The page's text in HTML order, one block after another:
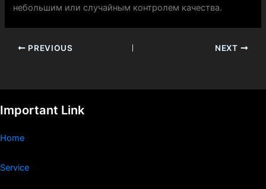
небольшим или случайным контролем качества.
PREVIOUS NEXT
Important Link
Home
Service